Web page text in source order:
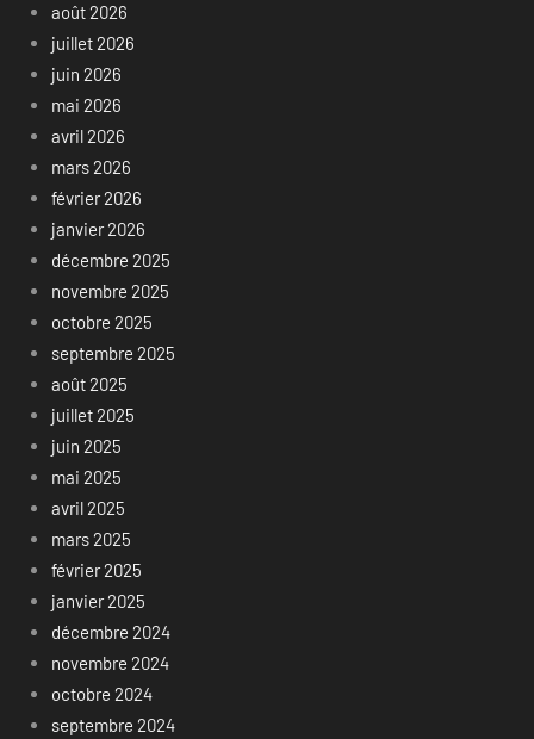
août 2026
juillet 2026
juin 2026
mai 2026
avril 2026
mars 2026
février 2026
janvier 2026
décembre 2025
novembre 2025
octobre 2025
septembre 2025
août 2025
juillet 2025
juin 2025
mai 2025
avril 2025
mars 2025
février 2025
janvier 2025
décembre 2024
novembre 2024
octobre 2024
septembre 2024